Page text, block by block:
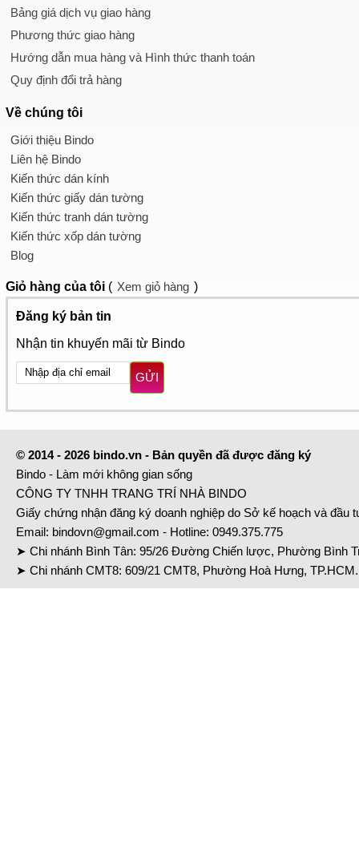
Bảng giá dịch vụ giao hàng
Phương thức giao hàng
Hướng dẫn mua hàng và Hình thức thanh toán
Quy định đổi trả hàng
Về chúng tôi
Giới thiệu Bindo
Liên hệ Bindo
Kiến thức dán kính
Kiến thức giấy dán tường
Kiến thức tranh dán tường
Kiến thức xốp dán tường
Blog
Giỏ hàng của tôi ( Xem giỏ hàng )
Đăng ký bản tin
Nhận tin khuyến mãi từ Bindo
GỬI
© 2014 - 2026 bindo.vn - Bản quyền đã được đăng ký
Bindo - Làm mới không gian sống
CÔNG TY TNHH TRANG TRÍ NHÀ BINDO
Giấy chứng nhận đăng ký doanh nghiệp do Sở kế hoạch và đầu
Email: bindovn@gmail.com - Hotline: 0949.375.775
➤ Chi nhánh Bình Tân: 95/26 Đường Chiến lược, Phường Bình
➤ Chi nhánh CMT8: 609/21 CMT8, Phường Hoà Hưng,